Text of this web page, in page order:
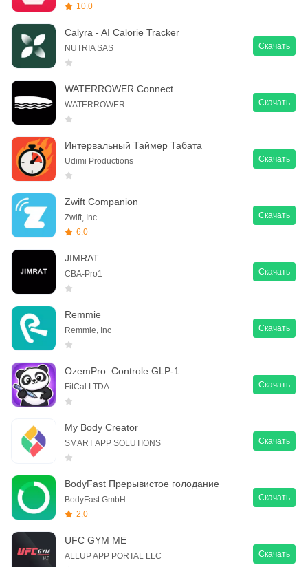
10.0
Calyra - AI Calorie Tracker
NUTRIA SAS Скачать
WATERROWER Connect
WATERROWER Скачать
Интервальный Таймер Табата
Udimi Productions Скачать
Zwift Companion
Zwift, Inc.
6.0
Скачать
JIMRAT
CBA-Pro1 Скачать
Remmie
Remmie, Inc Скачать
OzemPro: Controle GLP-1
FitCal LTDA Скачать
My Body Creator
SMART APP SOLUTIONS Скачать
BodyFast Прерывистое голодание
BodyFast GmbH
2.0
Скачать
UFC GYM ME
ALLUP APP PORTAL LLC Скачать